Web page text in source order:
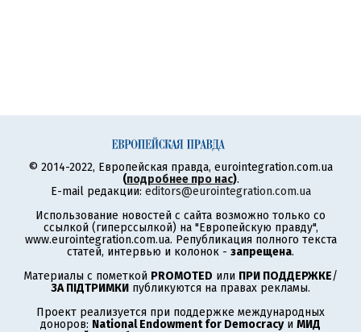
© 2014-2022, Европейская правда, eurointegration.com.ua
(подробнее про нас).
E-mail редакции: editors@eurointegration.com.ua
Использование новостей с сайта возможно только со
ссылкой (гиперссылкой) на "Европейскую правду",
www.eurointegration.com.ua. Републикация полного текста
статей, интервью и колонок - запрещена.
Материалы с пометкой PROMOTED или ПРИ ПОДДЕРЖКЕ/
ЗА ПІДТРИМКИ публикуются на правах рекламы.
Проект реализуется при поддержке международных
доноров: National Endowment for Democracyи МИД